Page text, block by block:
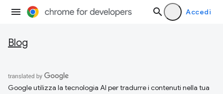
Accedi
Blog
Google utilizza la tecnologia AI per tradurre i contenuti nella tua